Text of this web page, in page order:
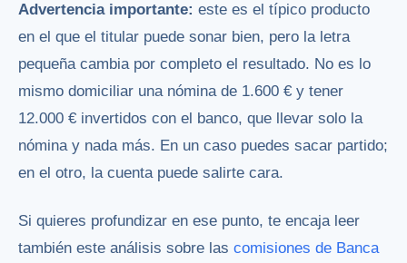
Advertencia importante: este es el típico producto
en el que el titular puede sonar bien, pero la letra
pequeña cambia por completo el resultado. No es lo
mismo domiciliar una nómina de 1.600 € y tener
12.000 € invertidos con el banco, que llevar solo la
nómina y nada más. En un caso puedes sacar partido;
en el otro, la cuenta puede salirte cara.
Si quieres profundizar en ese punto, te encaja leer
también este análisis sobre las comisiones de Banca